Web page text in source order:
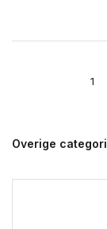
1
Overige